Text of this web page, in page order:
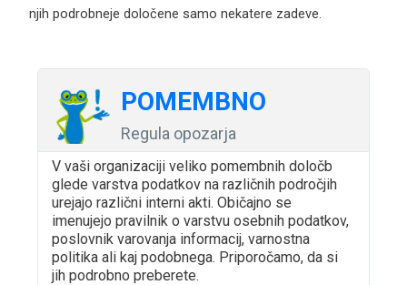
njih podrobneje določene samo nekatere zadeve.
POMEMBNO
Regula opozarja
V vaši organizaciji veliko pomembnih določb
glede varstva podatkov na različnih področjih
urejajo različni interni akti. Običajno se
imenujejo pravilnik o varstvu osebnih podatkov,
poslovnik varovanja informacij, varnostna
politika ali kaj podobnega. Priporočamo, da si
jih podrobno preberete.